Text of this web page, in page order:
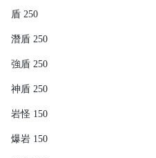
盾 250
潛盾 250
強盾 250
神盾 250
岩怪 150
爆岩 150